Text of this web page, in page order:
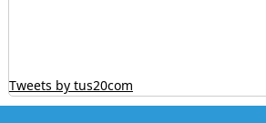
Tweets by tus20com